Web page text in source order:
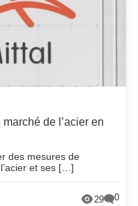
de l’acier en
des mesures de
et ses […]
29 0